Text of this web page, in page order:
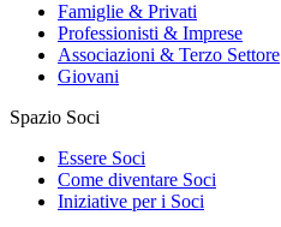
Famiglie & Privati
Professionisti & Imprese
Associazioni & Terzo Settore
Giovani
Spazio Soci
Essere Soci
Come diventare Soci
Iniziative per i Soci